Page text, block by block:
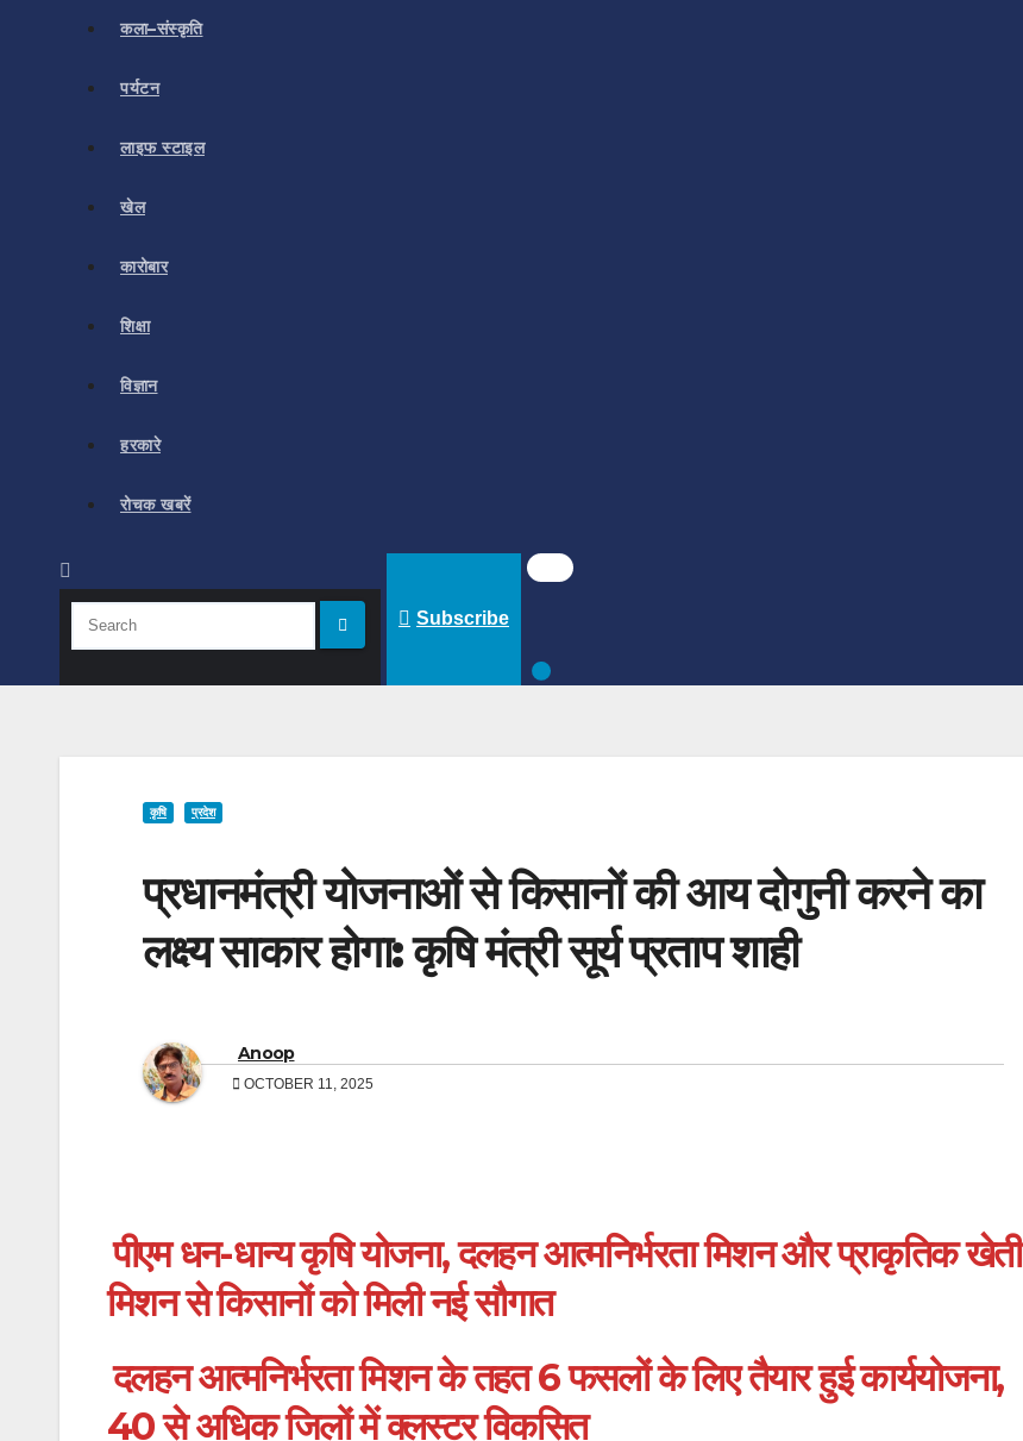
कला–संस्कृति
पर्यटन
लाइफ स्टाइल
खेल
कारोबार
शिक्षा
विज्ञान
हरकारे
रोचक खबरें
Subscribe
कृषि प्रदेश
प्रधानमंत्री योजनाओं से किसानों की आय दोगुनी करने का
लक्ष्य साकार होगा: कृषि मंत्री सूर्य प्रताप शाही
Anoop
OCTOBER 11, 2025
पीएम धन-धान्य कृषि योजना, दलहन आत्मनिर्भरता मिशन और प्राकृतिक खेती
मिशन से किसानों को मिली नई सौगात
दलहन आत्मनिर्भरता मिशन के तहत 6 फसलों के लिए तैयार हुई कार्ययोजना,
40 से अधिक जिलों में क्लस्टर विकसित